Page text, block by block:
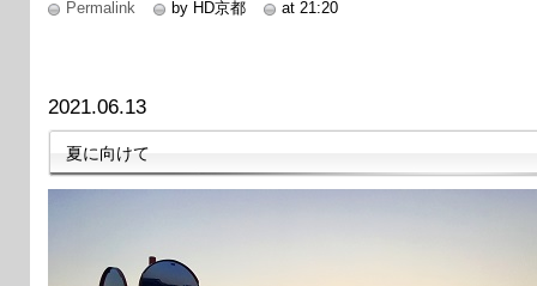
Permalink by HD京都 at 21:20
2021.06.13
夏に向けて